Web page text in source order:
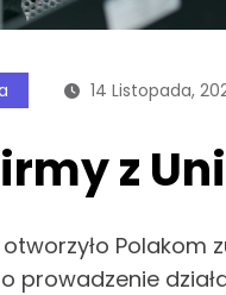
14 Listopada,
z
Polakom
prowadzenie